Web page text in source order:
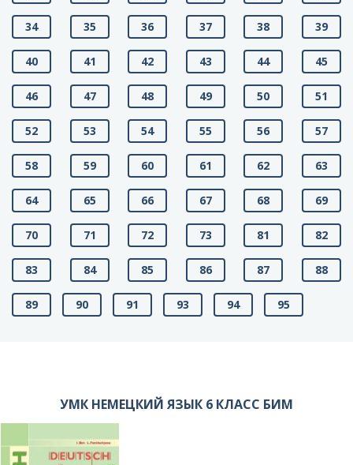
34 35 36 37 38 39
40 41 42 43 44 45
46 47 48 49 50 51
52 53 54 55 56 57
58 59 60 61 62 63
64 65 66 67 68 69
70 71 72 73 81 82
83 84 85 86 87 88
89 90 91 93 94 95
УМК НЕМЕЦКИЙ ЯЗЫК 6 КЛАСС БИМ